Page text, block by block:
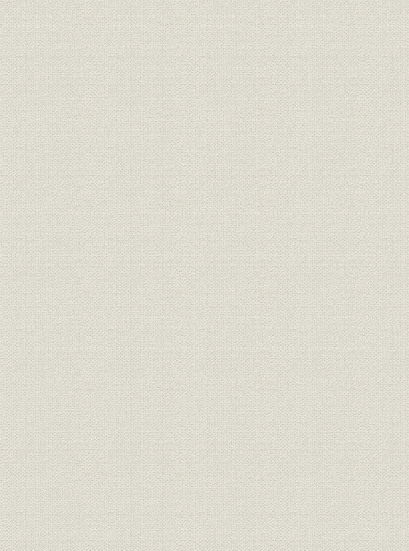
第4章 環境システム事業
第5章 マイクロテクノロジー・プロセス装置事業
第6章 マイクロテクノロジー・デバイス事業
第7章 研究、開発、創事業
経営管理施策編
第1章 経営組織
第2章 人事・労務
第3章 経理・資金
第4章 資材
第5章 情報システム
第6章 環境保全とインフラ整備
第7章 全体改善活動―生産性改善と業務効率化―
第8章 対外活動、コンプライアンス
関係会社編
第1章 関係会社の形成